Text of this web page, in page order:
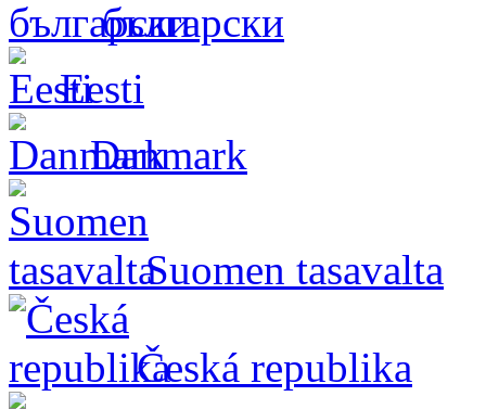
български
Eesti
Danmark
Suomen tasavalta
Česká republika